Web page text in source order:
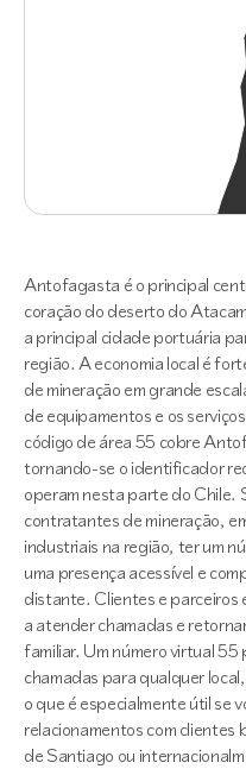
Antofagasta é o principal
coração do deserto do
a principal cidade portuária
região. A economia local é
de mineração em grande
de equipamentos e os
código de área 55 cobre
tornando-se o identificador
operam nesta parte do Chile.
contratantes de mineração,
industriais na região, ter um
uma presença acessível e
distante. Clientes e parceiros
a atender chamadas e
familiar. Um número virtual
chamadas para qualquer
o que é especialmente útil se
relacionamentos com
de Santiago ou